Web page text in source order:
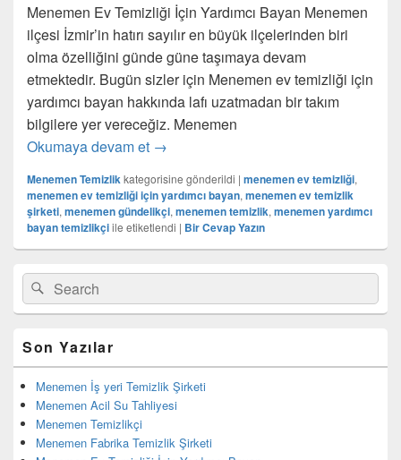
Menemen Ev Temizliği İçin Yardımcı Bayan Menemen
ilçesi İzmir’in hatırı sayılır en büyük ilçelerinden biri
olma özelliğini günde güne taşımaya devam
etmektedir. Bugün sizler için Menemen ev temizliği için
yardımcı bayan hakkında lafı uzatmadan bir takım
bilgilere yer vereceğiz. Menemen
Okumaya devam et Menemen Ev Temizliği İçin Yardımcı
→
Menemen Temizlik kategorisine gönderildi | menemen ev temizliği,
menemen ev temizliği için yardımcı bayan, menemen ev temizlik
şirketi, menemen gündelikçi, menemen temizlik, menemen yardımcı
bayan temizlikçiile etiketlendi | Bir Cevap Yazın
Birincil
yan
bar
eklenti
Search
for:
Ara
Son Yazılar
Menemen İş yeri Temizlik Şirketi
Menemen Acil Su Tahliyesi
Menemen Temizlikçi
Menemen Fabrika Temizlik Şirketi